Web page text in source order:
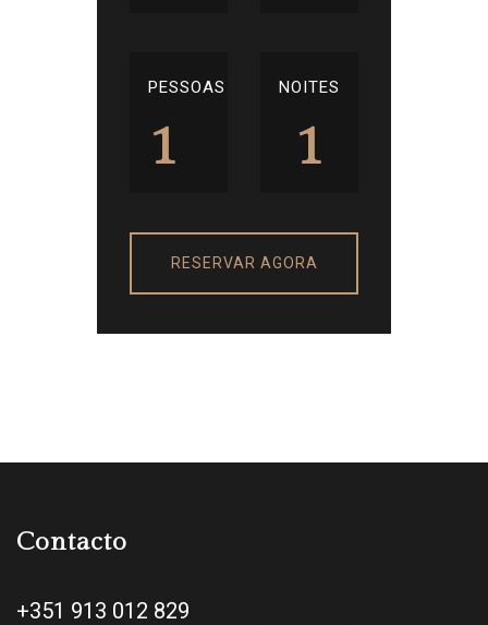
PESSOAS
1
NOITES
1
Contacto
+351 913 012 829